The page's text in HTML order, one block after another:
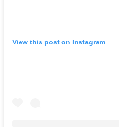
View this post on Instagram